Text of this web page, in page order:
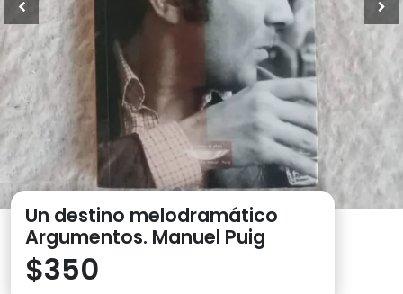
Un destino melodramático
Argumentos. Manuel Puig
$350